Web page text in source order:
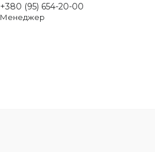
+380 (95) 654-20-00
Менеджер